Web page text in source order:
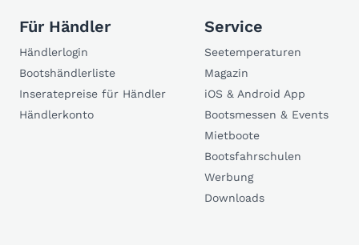
Für Händler
Händlerlogin
Bootshändlerliste
Inseratepreise für Händler
Händlerkonto
Service
Seetemperaturen
Magazin
iOS & Android App
Bootsmessen & Events
Mietboote
Bootsfahrschulen
Werbung
Downloads